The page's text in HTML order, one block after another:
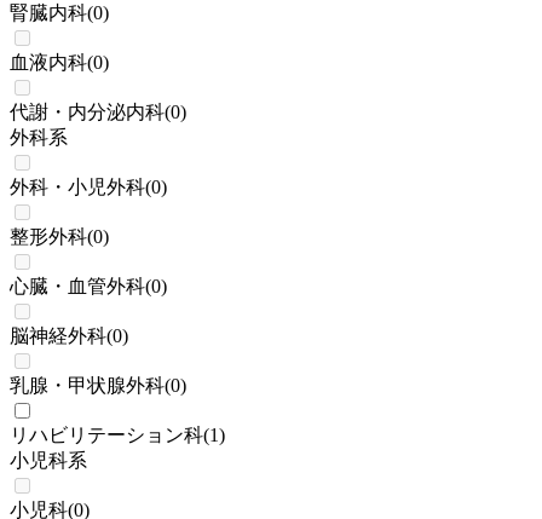
腎臓内科(0)
血液内科(0)
代謝・内分泌内科(0)
外科系
外科・小児外科(0)
整形外科(0)
心臓・血管外科(0)
脳神経外科(0)
乳腺・甲状腺外科(0)
リハビリテーション科(1)
小児科系
小児科(0)